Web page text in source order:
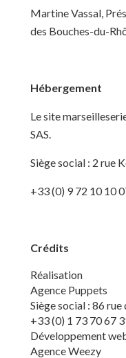
Martine Vassal,
des Bouches-du-
Hébergement
Le site
SAS.
Siège social : 2 rue
+33 (0) 9 72 10 10
Crédits
Réalisation
Agence Puppets
Siège social : 86
+33 (0) 1 73 70 67
Développement
AgenceWeezy